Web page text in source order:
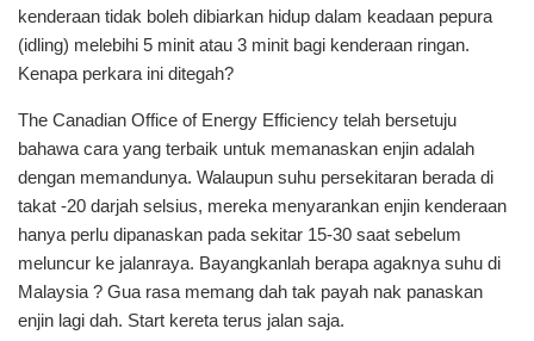
kenderaan tidak boleh dibiarkan hidup dalam keadaan pepura
(idling) melebihi 5 minit atau 3 minit bagi kenderaan ringan.
Kenapa perkara ini ditegah?
The Canadian Office of Energy Efficiency telah bersetuju
bahawa cara yang terbaik untuk memanaskan enjin adalah
dengan memandunya. Walaupun suhu persekitaran berada di
takat -20 darjah selsius, mereka menyarankan enjin kenderaan
hanya perlu dipanaskan pada sekitar 15-30 saat sebelum
meluncur ke jalanraya. Bayangkanlah berapa agaknya suhu di
Malaysia ? Gua rasa memang dah tak payah nak panaskan
enjin lagi dah. Start kereta terus jalan saja.